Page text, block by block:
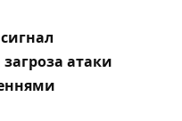
загроза атаки